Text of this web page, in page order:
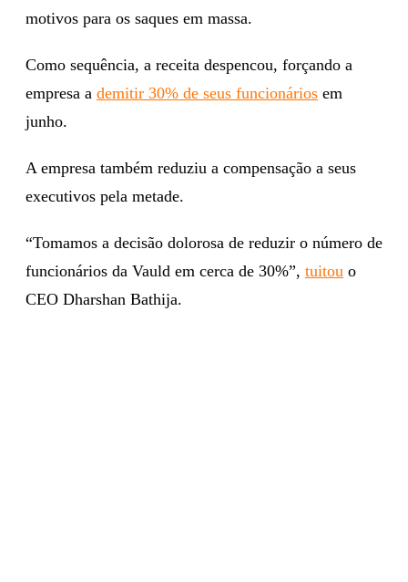
motivos para os saques em massa.
Como sequência, a receita despencou, forçando a
empresa a demitir 30% de seus funcionários em
junho.
A empresa também reduziu a compensação a seus
executivos pela metade.
“Tomamos a decisão dolorosa de reduzir o número de
funcionários da Vauld em cerca de 30%”, tuitou o
CEO Dharshan Bathija.